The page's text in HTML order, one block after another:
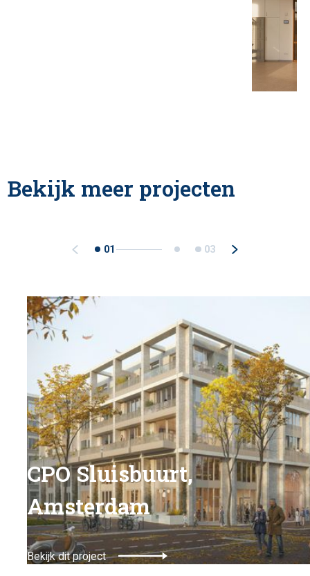
Bekijk meer projecten
01 03
CPO Sluisbuurt,
Amsterdam
Bekijk dit project